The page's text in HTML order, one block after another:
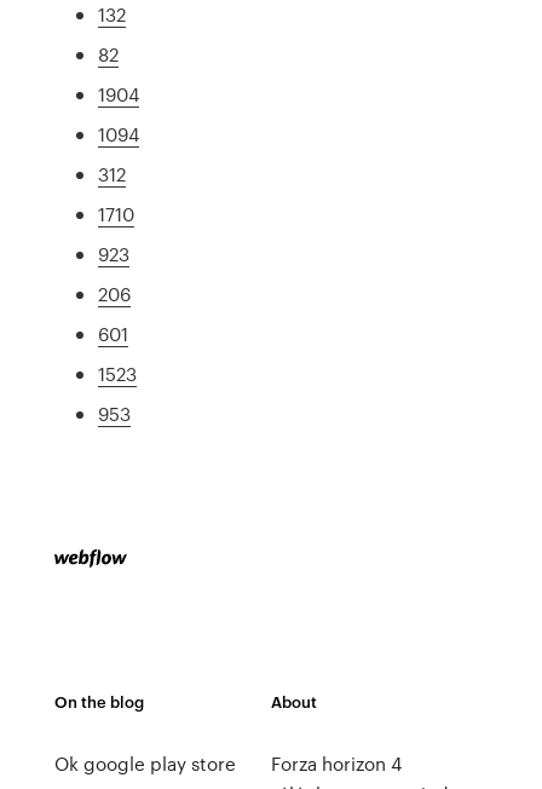
132
82
1904
1094
312
1710
923
206
601
1523
953
On the blog
Ok google play store
About
Forza horizon 4